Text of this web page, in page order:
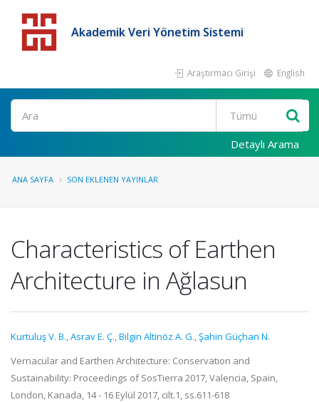
Akademik Veri Yönetim Sistemi
Araştırmacı Girişi English
Detaylı Arama
ANA SAYFA SON EKLENEN YAYINLAR
Characteristics of Earthen
Architecture in Ağlasun
Kurtuluş V. B.,Asrav E. Ç.,Bilgin Altinöz A. G.,Şahin Güçhan N.
Vernacular and Earthen Architecture: Conservation and
Sustainability: Proceedings of SosTierra 2017, Valencia, Spain,
London, Kanada, 14 - 16 Eylül 2017, cilt.1, ss.611-618